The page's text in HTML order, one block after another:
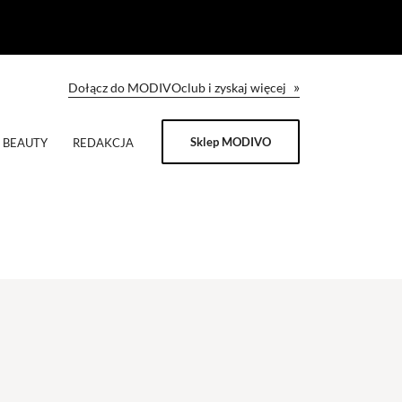
Dołącz do MODIVOclub i zyskaj więcej »
BEAUTY REDAKCJA Sklep MODIVO